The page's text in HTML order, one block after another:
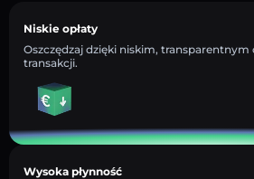
Niskie opłaty
Oszczędzaj dzięki niskim, transparentnym
transakcji.
Wysoka płynność